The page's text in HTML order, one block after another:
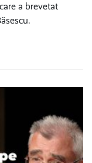
a brevetat